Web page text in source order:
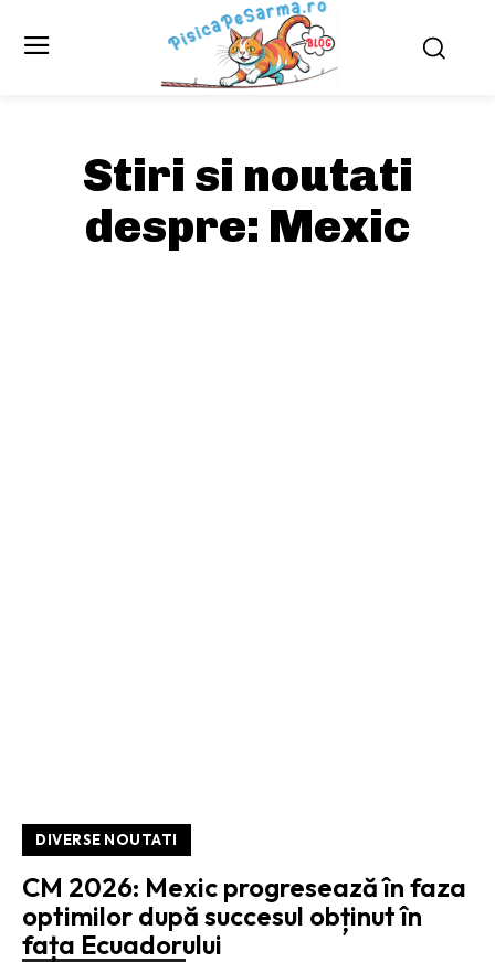
Stiri si noutati
despre: Mexic
DIVERSE NOUTATI
CM 2026: Mexic progresează în faza
optimilor după succesul obținut în
fața Ecuadorului